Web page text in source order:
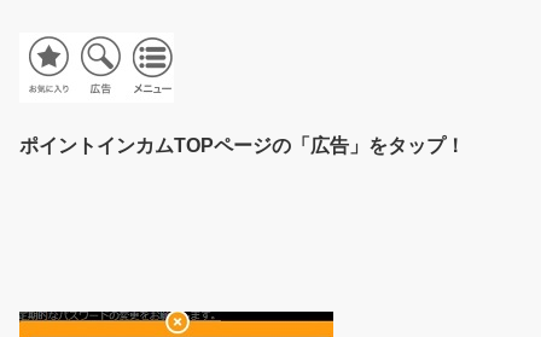
ポイントインカムTOPページの「広告」をタップ！